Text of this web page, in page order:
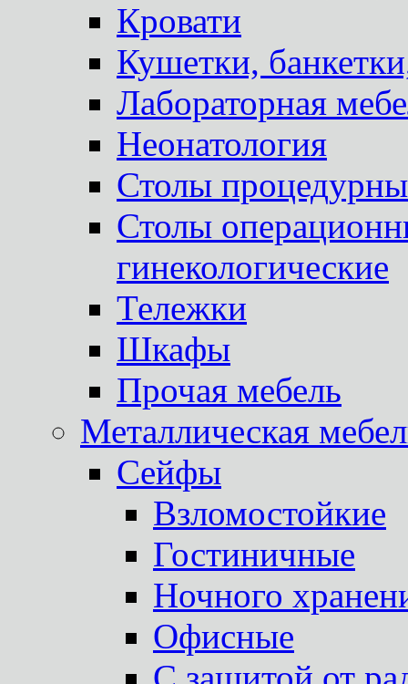
Кровати
Кушетки,
Лабораторная
Неонатология
Столы
Столы
гинекологические
Тележки
Шкафы
Прочая мебель
Металлическая
Сейфы
Взломостойкие
Гостиничные
Ночного
Офисные